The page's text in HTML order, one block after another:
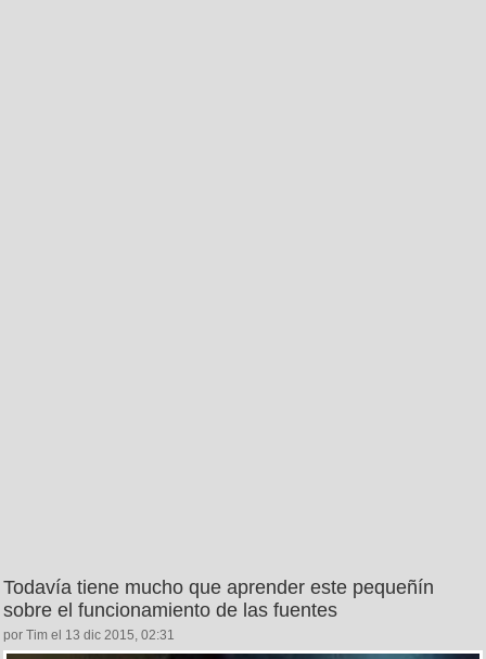
Todavía tiene mucho que aprender este pequeñín
sobre el funcionamiento de las fuentes
por Tim el 13 dic 2015, 02:31